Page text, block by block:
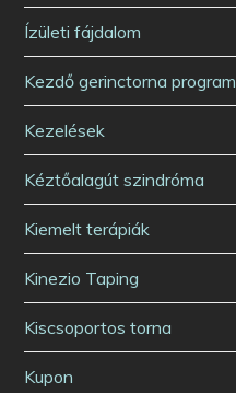
Ízületi fájdalom
Kezdő gerinctorna program
Kezelések
Kéztőalagút szindróma
Kiemelt terápiák
Kinezio Taping
Kiscsoportos torna
Kupon